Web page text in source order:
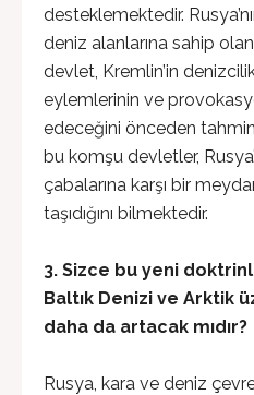
desteklemektedir.
deniz alanlarına sahip
devlet, Kremlin’in
eylemlerinin ve
edeceğini önceden
bu komşu devletler,
çabalarına karşı bir
taşıdığını bilmektedir.
3. Sizce bu yeni
Baltık Denizi ve Arktik
daha da artacak mıdır?
Rusya, kara ve deniz